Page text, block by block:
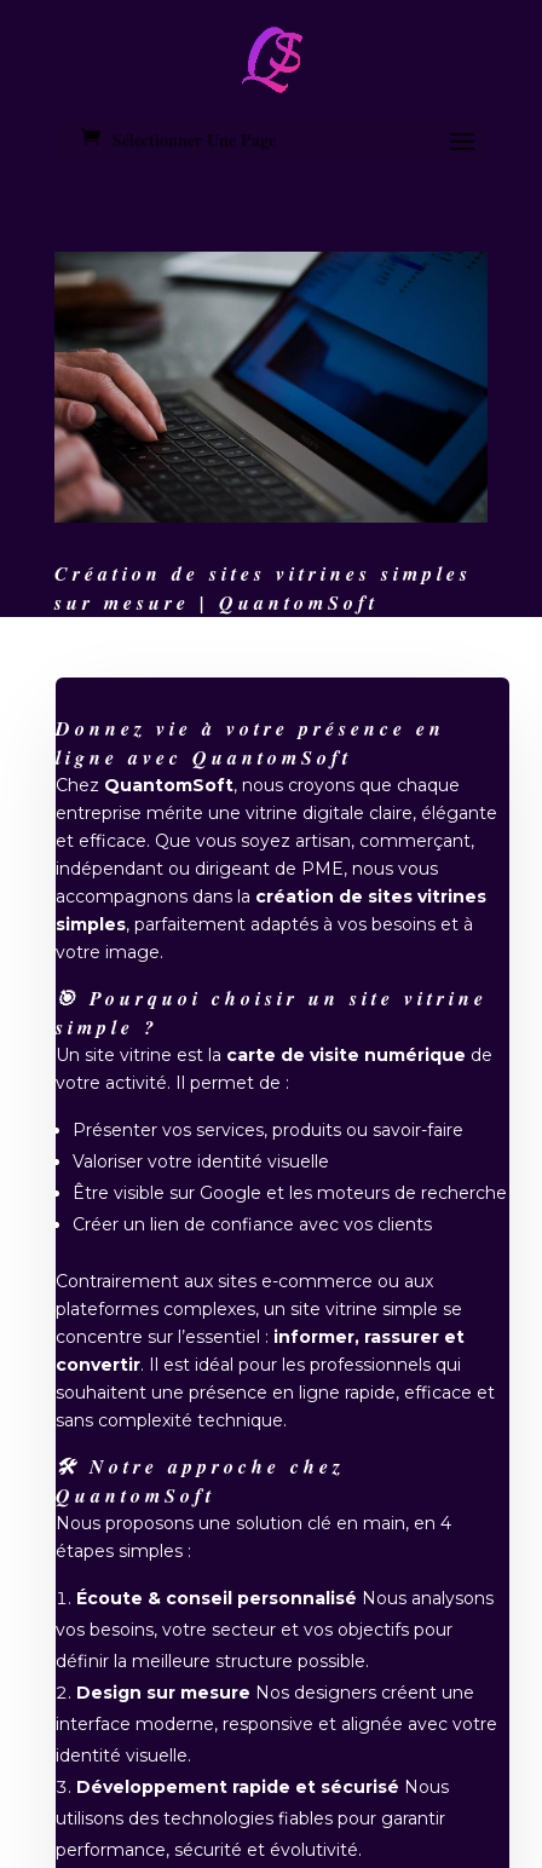
Sélectionner Une Page
Création de sites vitrines simples
sur mesure | QuantomSoft
Donnez vie à votre présence en
ligne avec QuantomSoft
Chez QuantomSoft, nous croyons que chaque
entreprise mérite une vitrine digitale claire, élégante
et efficace. Que vous soyez artisan, commerçant,
indépendant ou dirigeant de PME, nous vous
accompagnons dans la création de sites vitrines
simples, parfaitement adaptés à vos besoins et à
votre image.
🎯 Pourquoi choisir un site vitrine
simple ?
Un site vitrine est la carte de visite numérique de
votre activité. Il permet de :
Présenter vos services, produits ou savoir-faire
Valoriser votre identité visuelle
Être visible sur Google et les moteurs de recherche
Créer un lien de confiance avec vos clients
Contrairement aux sites e-commerce ou aux
plateformes complexes, un site vitrine simple se
concentre sur l’essentiel : informer, rassurer et
convertir. Il est idéal pour les professionnels qui
souhaitent une présence en ligne rapide, efficace et
sans complexité technique.
🛠️ Notre approche chez
QuantomSoft
Nous proposons une solution clé en main, en 4
étapes simples :
Écoute & conseil personnalisé Nous analysons
vos besoins, votre secteur et vos objectifs pour
définir la meilleure structure possible.
Design sur mesure Nos designers créent une
interface moderne, responsive et alignée avec votre
identité visuelle.
Développement rapide et sécurisé Nous
utilisons des technologies fiables pour garantir
performance, sécurité et évolutivité.